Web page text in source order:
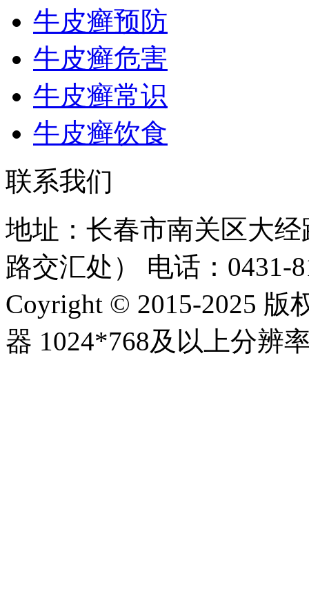
牛皮癣预防
牛皮癣危害
牛皮癣常识
牛皮癣饮食
联系我们
地址：长春市南关区大
路交汇处）
电话：0431-
Coyright © 2015-2025 版
器 1024*768及以上分辨